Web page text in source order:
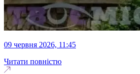
09 червня 2026, 11:45
Читати повністю